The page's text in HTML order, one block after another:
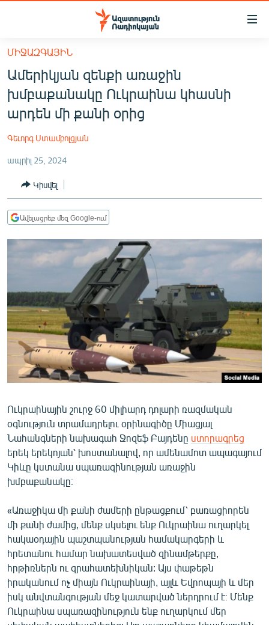
Մատչելիության
հիմնական
բովանդակությանը
Անցնել
հիմնական
մենյուին
ՀԱՅԱՍՏԱՆ
ՔԱՂԱՔԱԿԱՆ
ՏՆՏԵՍՈՒԹՅՈՒՆ
ՂԱՐԱԲԱՂ
ՏԱՐԱԾԱՇՐՋԱՆ
ՄՇԱԿՈՒՅԹ
ՍՊՈՐՏ
ՄԵԿՆԱԲԱՆՈՒԹՅՈՒՆ
ՏՏ ԵՒ ԻՆՏԵՐՆԵՏ
ԱՐԽԻՎ
ՏԵՍԱՆՅՈՒԹԵՐ
ԲԱՆԱՎԵՃ
ՁԳՏԵԼՈՎ ԼԱՎԱԳՈՒՅՆԻՆ
Հայերեն
English
Русский
ՀԵՏԵՎԵՔ ՄԵԶ
ՄԻՋԱԶԳԱՅԻՆ
Ամերիկյան զենքի առաջին
խմբաքանակը Ուկրաինա կհասնի
արդեն մի քանի օրից
Գեւորգ Ստամբոլցյան
ապրիլ 25, 2024
Կիսվել
Ավելացրեք մեզ Google-ում
Ուկրաինային շուրջ 60 միլիարդ դոլարի ռազմական
օգնություն տրամադրելու օրինագիծը Միացյալ
Նահանգների նախագահ Ջոզեֆ Բայդենը ստորագրեց
երեկ երեկոյան՝ խոստանալով, որ ամենամոտ ապագայում
Կիևը կստանա սպառազինության առաջին
խմբաքանակը։
«Առաջիկա մի քանի ժամերի ընթացքում՝ բառացիորեն
մի քանի ժամից, մենք սկսելու ենք Ուկրաինա ուղարկել
հակաօդային պաշտպանության համակարգերի և
հրետանու համար նախատեսված զինամթերքը,
հրթիռներն ու զրահատեխնիկան: Այս փաթեթն
իրականում ոչ միայն Ուկրաինայի, այլև Եվրոպայի և մեր
իսկ անվտանգության մեջ կատարված ներդրում է։ Մենք
Ուկրաինա սպառազինություն ենք ուղարկում մեր